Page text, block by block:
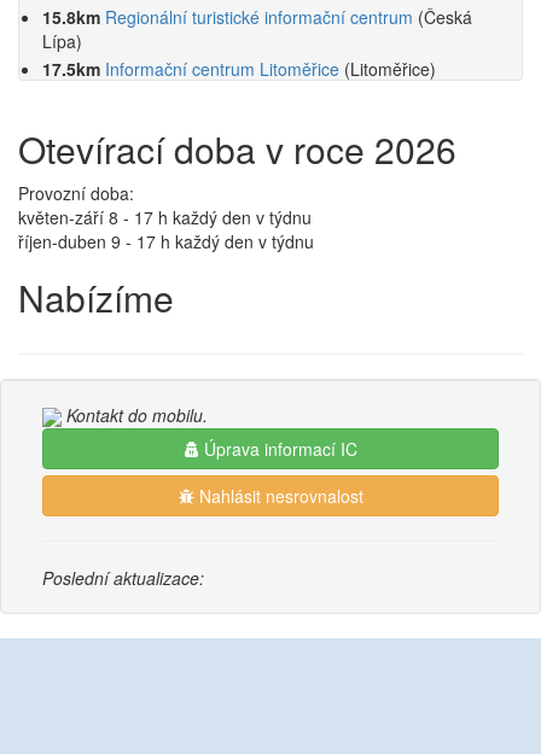
15.8km Regionální turistické informační centrum (Česká
Lípa)
17.5km Informační centrum Litoměřice (Litoměřice)
Otevírací doba v roce 2026
Provozní doba:
květen-září 8 - 17 h každý den v týdnu
říjen-duben 9 - 17 h každý den v týdnu
Nabízíme
Kontakt do mobilu.
Úprava informací IC
Nahlásit nesrovnalost
Poslední aktualizace: